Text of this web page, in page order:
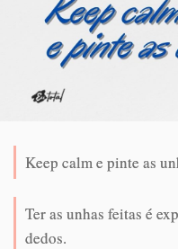
Keep calm e pinte as
Ter as unhas feitas é
dedos.